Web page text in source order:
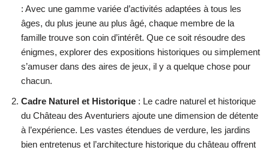
: Avec une gamme variée d’activités adaptées à tous les
âges, du plus jeune au plus âgé, chaque membre de la
famille trouve son coin d’intérêt. Que ce soit résoudre des
énigmes, explorer des expositions historiques ou simplement
s’amuser dans des aires de jeux, il y a quelque chose pour
chacun.
Cadre Naturel et Historique : Le cadre naturel et historique
du Château des Aventuriers ajoute une dimension de détente
à l’expérience. Les vastes étendues de verdure, les jardins
bien entretenus et l’architecture historique du château offrent